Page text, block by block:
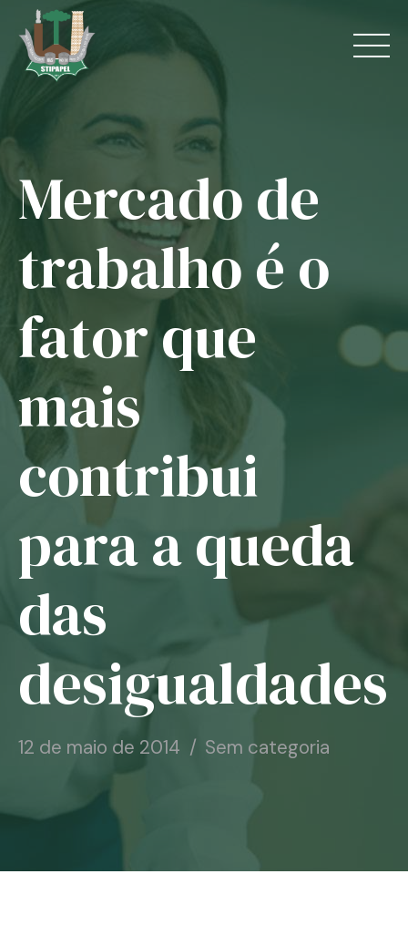
content
O Sindicato
Jurídico
Convênios
Guias
Notícias
Associe-se
Mercado de
trabalho é o
fator que
mais
contribui
para a queda
das
desigualdades
12 de maio de 2014 Sem categoria